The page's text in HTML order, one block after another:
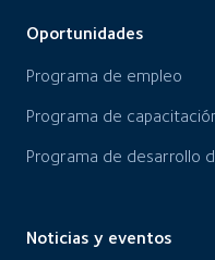
Oportunidades
Programa de empleo
Programa de
Programa de desarrollo
Noticias y eventos